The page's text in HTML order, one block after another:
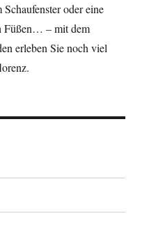
oder eine
Füßen… – mit dem
erleben Sie noch viel